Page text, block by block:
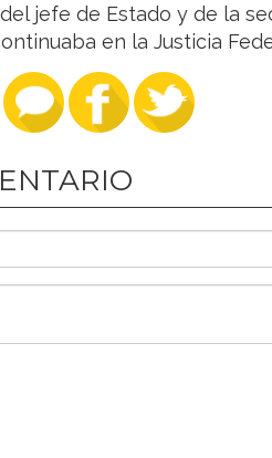
jefe de Estado y de la
en la Justicia